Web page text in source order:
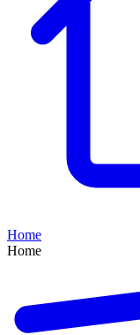
Home
Home